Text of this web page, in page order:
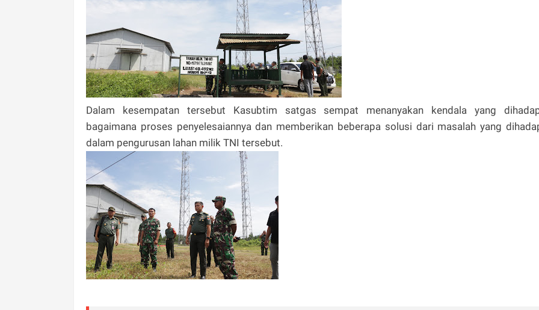
Dalam kesempatan tersebut Kasubtim satgas sempat menanyakan kendala yang
bagaimana proses penyelesaiannya dan memberikan beberapa solusi dari masalah yang
dalam pengurusan lahan milik TNI tersebut.